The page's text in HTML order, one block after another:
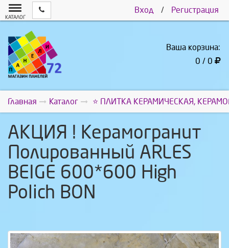
Вход / Регистрация
КАТАЛОГ
Ваша корзина:
0 / 0
Главная Каталог ⭐ ПЛИТКА КЕРАМИЧЕСКАЯ,
АКЦИЯ ! Керамогранит
Полированный ARLES
BEIGE 600*600 High
Polich BON